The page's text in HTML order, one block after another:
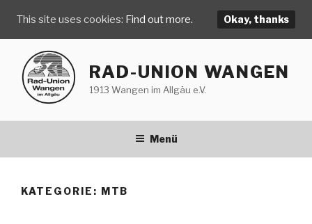
Inhalt
springen
RAD-UNION WANGEN
1913 Wangen im Allgäu e.V.
Menü
KATEGORIE: MTB
This site uses cookies: Find out more. Okay, thanks